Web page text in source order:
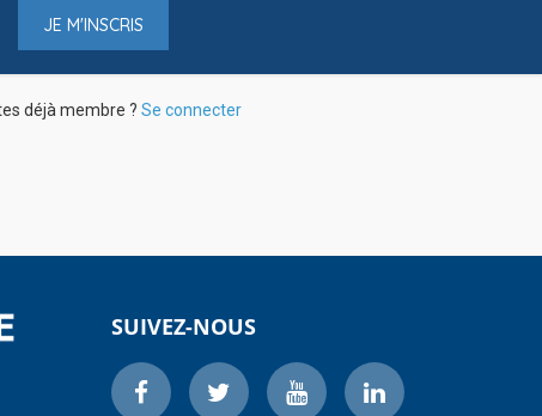
JE M'INSCRIS
déjà membre ? Se connecter
SUIVEZ-NOUS